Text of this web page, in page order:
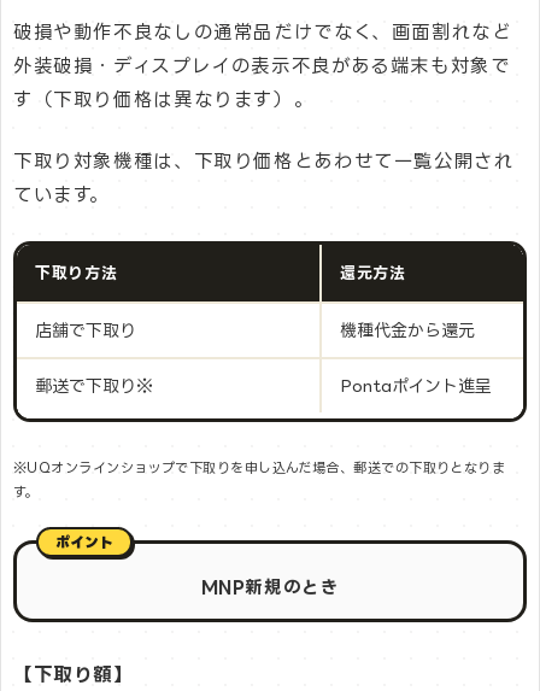
破損や動作不良なしの通常品だけでなく、画面割れなど
外装破損・ディスプレイの表示不良がある端末も対象で
す（下取り価格は異なります）。
下取り対象機種は、下取り価格とあわせて一覧公開され
ています。
下取り方法 還元方法
店舗で下取り 機種代金から還元
郵送で下取り※ Pontaポイント進呈
※UQオンラインショップで下取りを申し込んだ場合、郵送での下取りとなりま
す。
MNP新規のとき
【下取り額】